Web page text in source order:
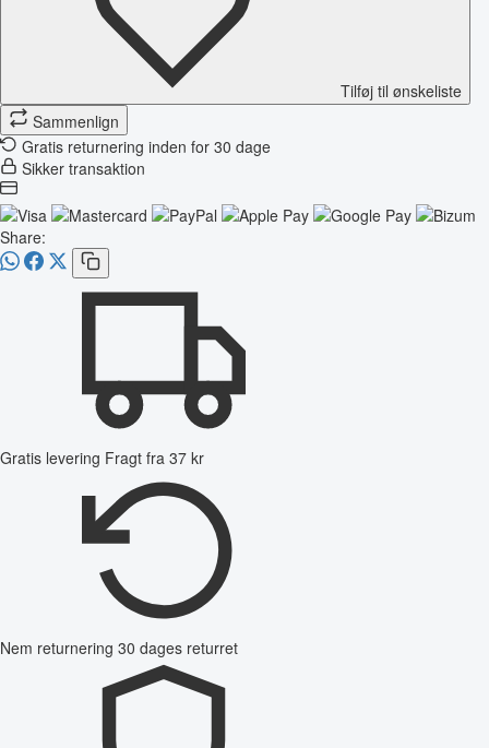
Tilføj til ønskeliste
Sammenlign
Gratis returnering inden for 30 dage
Sikker transaktion
Share:
Gratis levering Fragt fra 37 kr
Nem returnering 30 dages returret